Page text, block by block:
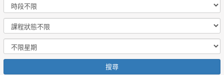
搜尋